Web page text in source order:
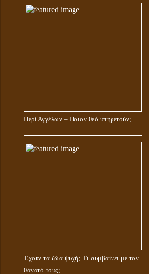
Περί Αγγέλων – Ποιον θεό υπηρετούν;
Έχουν τα ζώα ψυχή; Τι συμβαίνει με τον
θάνατό τους;